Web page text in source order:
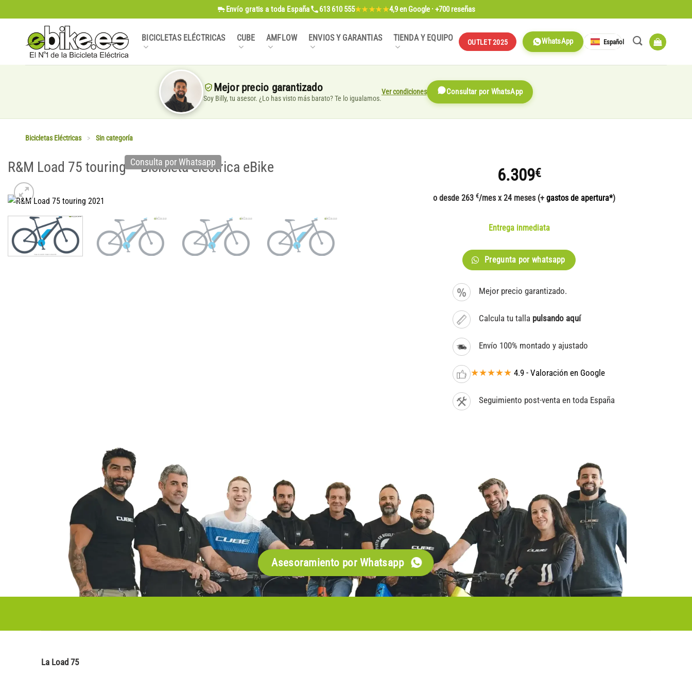
al
contenido
Envío gratis a toda España 613 610 555★★★★★4,9en Google · +700 reseñas
BICICLETAS ELÉCTRICAS CUBE AMFLOW ENVIOS Y GARANTIAS TIENDA Y EQUIPO OUTLET 2025 WhatsApp Español
Mejor precio garantizado
Soy Billy, tu asesor. ¿Lo has visto más barato? Te lo igualamos.
Ver condiciones Consultar por WhatsApp
Bicicletas Eléctricas > Sin categoría
R&M Load 75 touring – Bicicleta eléctrica eBike
Consulta por Whatsapp
6.309€
o desde 263 €/mes x 24 meses (+ gastos de apertura*)
Entrega inmediata
Pregunta por whatsapp
Mejor precio garantizado.
Calcula tu talla pulsando aquí
Envío 100% montado y ajustado
★★★★★ 4.9 - Valoración en Google
Seguimiento post-venta en toda España
Asesoramiento por Whatsapp
La Load 75